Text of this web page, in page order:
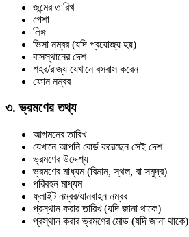
জন্মের তারিখ
পেশা
লিঙ্গ
ভিসা নম্বর (যদি প্রযোজ্য হয়)
বাসস্থানের দেশ
শহর/রাজ্য যেখানে বসবাস করেন
ফোন নম্বর
৩. ভ্রমণের তথ্য
আগমনের তারিখ
যেখানে আপনি বোর্ড করেছেন সেই দেশ
ভ্রমণের উদ্দেশ্য
ভ্রমণের মাধ্যম (বিমান, স্থল, বা সমুদ্র)
পরিবহন মাধ্যম
ফ্লাইট নম্বর/যানবাহন নম্বর
প্রস্থান করার তারিখ (যদি জানা থাকে)
প্রস্থান করার ভ্রমণের মোড (যদি জানা থাকে)